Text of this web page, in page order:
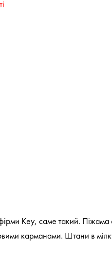
Key, саме такий. Піжама
карманами. Штани в